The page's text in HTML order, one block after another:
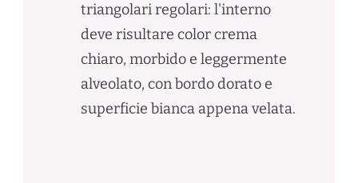
triangolari regolari: l'interno
deve risultare color crema
chiaro, morbido e leggermente
alveolato, con bordo dorato e
superficie bianca appena velata.